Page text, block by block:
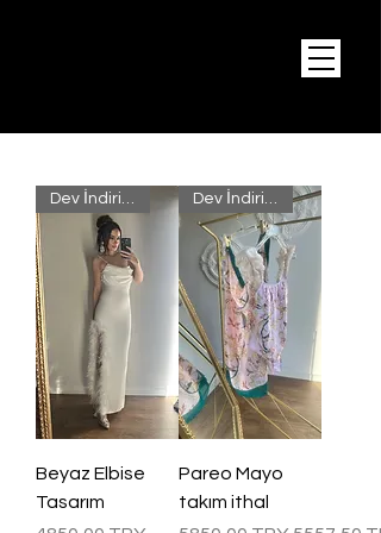
Dev İndirim !!
Beyaz Elbise
Tasarım
Dev İndirim !!
Pareo Mayo
takım ithal